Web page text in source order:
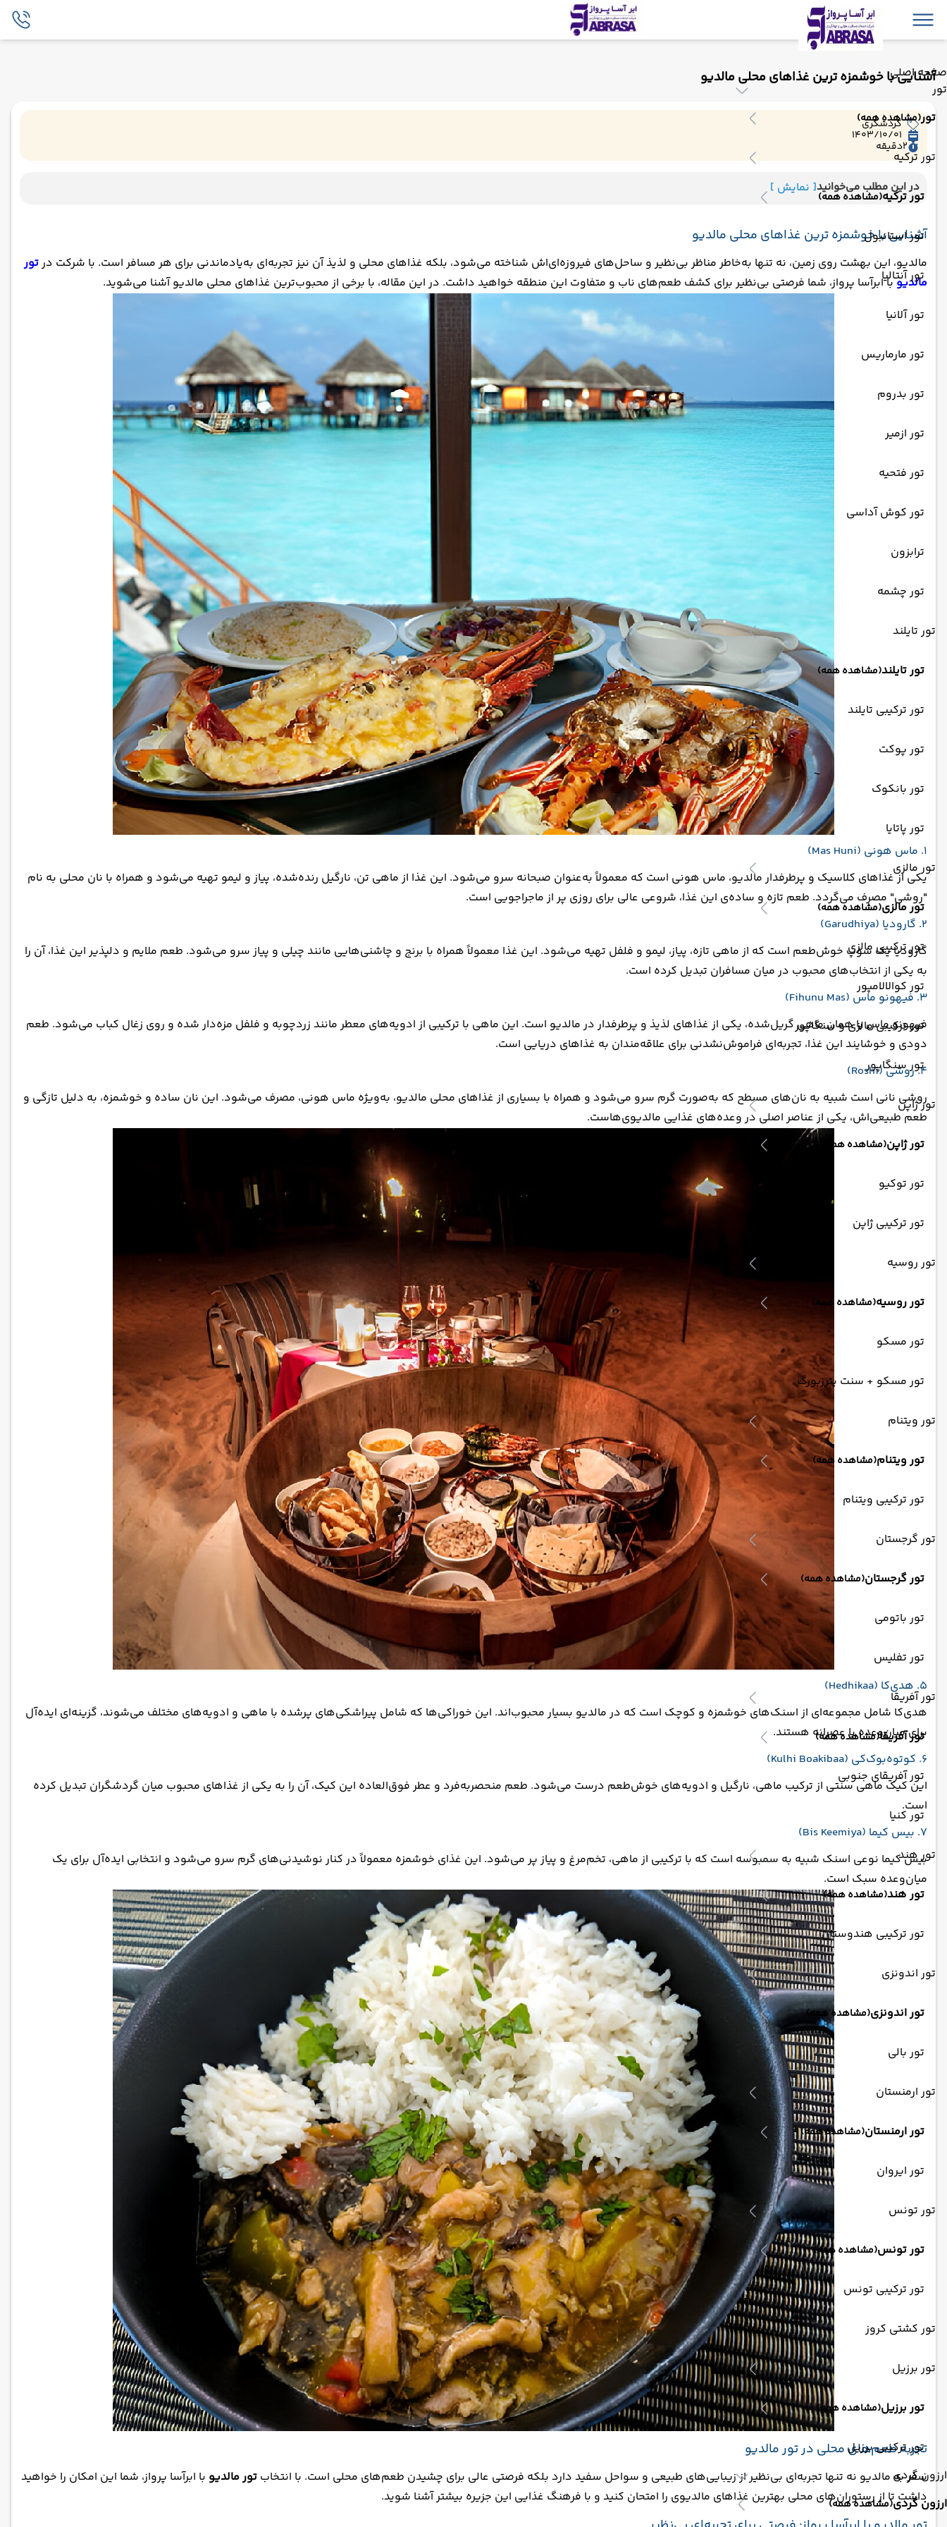
صفحه اصلی
تور
تور(مشاهده همه)
تور ترکیه
تور ترکیه(مشاهده همه)
تور استانبول
تور آنتالیا
تور آلانیا
تور مارماریس
تور بدروم
تور ازمیر
تور فتحیه
تور کوش آداسی
ترابزون
تور چشمه
تور تایلند
تور تایلند(مشاهده همه)
تور ترکیبی تایلند
تور پوکت
تور بانکوک
تور پاتایا
تور مالزی
تور مالزی(مشاهده همه)
تور ترکیبی مالزی
تور کوالالامپور
تور ترکیبی مالزی و سنگاپور
تور سنگاپور
تور ژاپن
تور ژاپن(مشاهده همه)
تور توکیو
تور ترکیبی ژاپن
تور روسیه
تور روسیه(مشاهده همه)
تور مسکو
تور مسکو + سنت پترزبورگ
تور ویتنام
تور ویتنام(مشاهده همه)
تور ترکیبی ویتنام
تور گرجستان
تور گرجستان(مشاهده همه)
تور باتومی
تور تفلیس
تور آفریقا
تور آفریقا(مشاهده همه)
تور آفریقای جنوبی
تور کنیا
تور هند
تور هند(مشاهده همه)
تور ترکیبی هندوستان
تور اندونزی
تور اندونزی(مشاهده همه)
تور بالی
تور ارمنستان
تور ارمنستان(مشاهده همه)
تور ایروان
تور تونس
تور تونس(مشاهده همه)
تور ترکیبی تونس
تور کشتی کروز
تور برزیل
تور برزیل(مشاهده همه)
تور ترکیبی برزیل
ارزون گردی
ارزون گردی(مشاهده همه)
آشنایی با خوشمزه ترین غذاهای محلی مالدیو
گردشگری
1403/10/01
2دقیقه
در این مطلب می‌خوانید[ نمایش ]
آشنایی با خوشمزه ترین غذاهای محلی مالدیو
مالدیو، این بهشت روی زمین، نه تنها به‌خاطر مناظر بی‌نظیر و ساحل‌های فیروزه‌ای‌اش شناخته می‌شود، بلکه غذاهای محلی و لذیذ آن نیز تجربه‌ای به‌یادماندنی برای هر مسافر است. با شرکت درتور
مالدیوبا ابرآسا پرواز، شما فرصتی بی‌نظیر برای کشف طعم‌های ناب و متفاوت این منطقه خواهید داشت. در این مقاله، با برخی از محبوب‌ترین غذاهای محلی مالدیو آشنا می‌شوید.
1. ماس هونی (Mas Huni)
یکی از غذاهای کلاسیک و پرطرفدار مالدیو، ماس هونی است که معمولاً به‌عنوان صبحانه سرو می‌شود. این غذا از ماهی تن، نارگیل رنده‌شده، پیاز و لیمو تهیه می‌شود و همراه با نان محلی به نام
"روشی" مصرف می‌گردد. طعم تازه و ساده‌ی این غذا، شروعی عالی برای روزی پر از ماجراجویی است.
2. گارودیا (Garudhiya)
گارودیا یک سوپ خوش‌طعم است که از ماهی تازه، پیاز، لیمو و فلفل تهیه می‌شود. این غذا معمولاً همراه با برنج و چاشنی‌هایی مانند چیلی و پیاز سرو می‌شود. طعم ملایم و دلپذیر این غذا، آن را
به یکی از انتخاب‌های محبوب در میان مسافران تبدیل کرده است.
3. فیهونو ماس (Fihunu Mas)
فیهونو ماس یا همان ماهی گریل‌شده، یکی از غذاهای لذیذ و پرطرفدار در مالدیو است. این ماهی با ترکیبی از ادویه‌های معطر مانند زردچوبه و فلفل مزه‌دار شده و روی زغال کباب می‌شود. طعم
دودی و خوشایند این غذا، تجربه‌ای فراموش‌نشدنی برای علاقه‌مندان به غذاهای دریایی است.
4. روشی (Roshi)
روشی نانی است شبیه به نان‌های مسطح که به‌صورت گرم سرو می‌شود و همراه با بسیاری از غذاهای محلی مالدیو، به‌ویژه ماس هونی، مصرف می‌شود. این نان ساده و خوشمزه، به دلیل تازگی و
طعم طبیعی‌اش، یکی از عناصر اصلی در وعده‌های غذایی مالدیوی‌هاست.
5. هدی‌کا (Hedhikaa)
هدی‌کا شامل مجموعه‌ای از اسنک‌های خوشمزه و کوچک است که در مالدیو بسیار محبوب‌اند. این خوراکی‌ها که شامل پیراشکی‌های پرشده با ماهی و ادویه‌های مختلف می‌شوند، گزینه‌ای ایده‌آل
برای میان‌وعده یا عصرانه هستند.
6. کو‌توه‌بوک‌کی (Kulhi Boakibaa)
این کیک ماهی سنتی از ترکیب ماهی، نارگیل و ادویه‌های خوش‌طعم درست می‌شود. طعم منحصر‌به‌فرد و عطر فوق‌العاده این کیک، آن را به یکی از غذاهای محبوب میان گردشگران تبدیل کرده
است.
7. بیس کیما (Bis Keemiya)
بیس کیما نوعی اسنک شبیه به سمبوسه است که با ترکیبی از ماهی، تخم‌مرغ و پیاز پر می‌شود. این غذای خوشمزه معمولاً در کنار نوشیدنی‌های گرم سرو می‌شود و انتخابی ایده‌آل برای یک
میان‌وعده سبک است.
تجربه طعم‌های محلی در تور مالدیو
سفر به مالدیو نه تنها تجربه‌ای بی‌نظیر از زیبایی‌های طبیعی و سواحل سفید دارد بلکه فرصتی عالی برای چشیدن طعم‌های محلی است. با انتخاب تور مالدیو با ابرآسا پرواز، شما این امکان را خواهید
داشت تا از رستوران‌های محلی بهترین غذاهای مالدیوی را امتحان کنید و با فرهنگ غذایی این جزیره بیشتر آشنا شوید.